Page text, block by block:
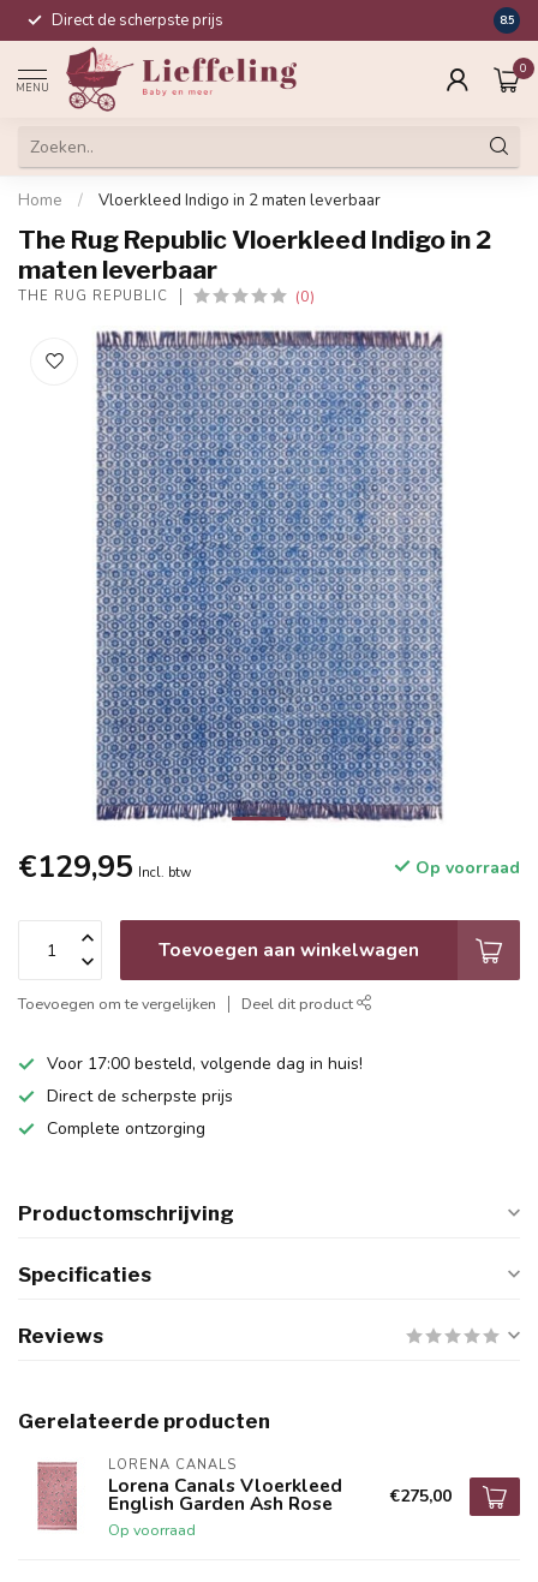
Direct de scherpste prijs 8.5
MENU
0
Home / Vloerkleed Indigo in 2 maten leverbaar
The Rug Republic Vloerkleed Indigo in 2
maten leverbaar
THE RUG REPUBLIC (0)
€129,95 Incl. btw Op voorraad
Toevoegen aan winkelwagen
Toevoegen om te vergelijken Deel dit product
Voor 17:00 besteld, volgende dag in huis!
Direct de scherpste prijs
Complete ontzorging
Productomschrijving
Specificaties
Reviews
Gerelateerde producten
LORENA CANALS
Lorena Canals Vloerkleed
English Garden Ash Rose
Op voorraad
€275,00